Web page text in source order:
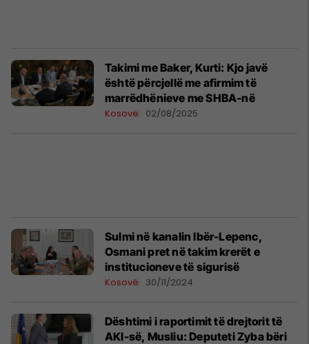
Takimi me Baker, Kurti: Kjo javë
është përcjellë me afirmim të
marrëdhënieve me SHBA-në
Kosovë 02/08/2025
Sulmi në kanalin Ibër-Lepenc,
Osmani pret në takim krerët e
institucioneve të sigurisë
Kosovë 30/11/2024
Dështimi i raportimit të drejtorit të
AKI-së, Musliu: Deputeti Zyba bëri